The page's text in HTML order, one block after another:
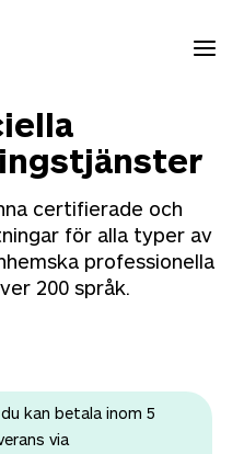
certifierade och
för alla typer av
professionella
200 språk.
kan betala inom 5
via